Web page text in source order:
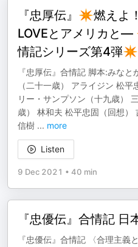
『忠厚伝』✴︎燃えよ
LOVEとアメリカと
情記シリーズ第4弾✴︎
『忠厚伝』合情記 脚本:みな
（二十一歳） アライジン 松
リー・サンプソン（十九歳）
歳） 林和夫 松平忠固（回想）
信樹 ... more
Listen
9 Dec 2021 • 40 min
『忠優伝』合情記
『忠優伝』合情記 〈合理主義